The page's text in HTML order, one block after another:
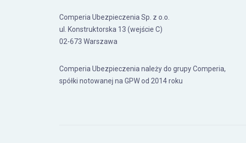
Comperia Ubezpieczenia Sp. z o.o.
ul. Konstruktorska 13 (wejście C)
02-673 Warszawa
Comperia Ubezpieczenia należy do grupy Comperia,
spółki notowanej na GPW od 2014 roku